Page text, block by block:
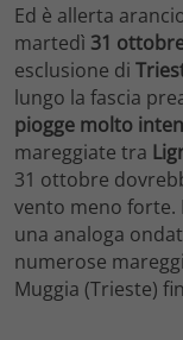
Ed è allerta
martedì 31
esclusione di
lungo la fascia
piogge molto
mareggiate tra
31 ottobre
vento meno forte.
una analoga
numerose
Muggia (Trieste)